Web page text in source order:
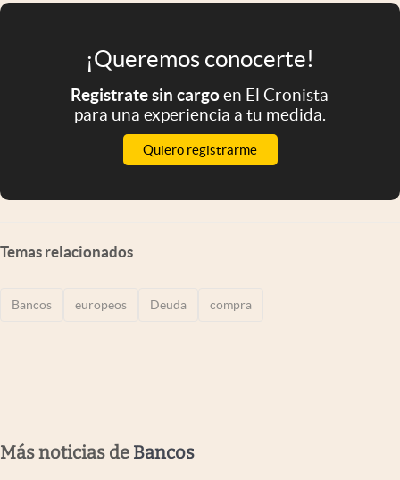
¡Queremos conocerte!
Registrate sin cargoen El Cronista
para una experiencia a tu medida.
Quiero registrarme
Temas relacionados
Bancos europeos Deuda compra
Más noticias de Bancos